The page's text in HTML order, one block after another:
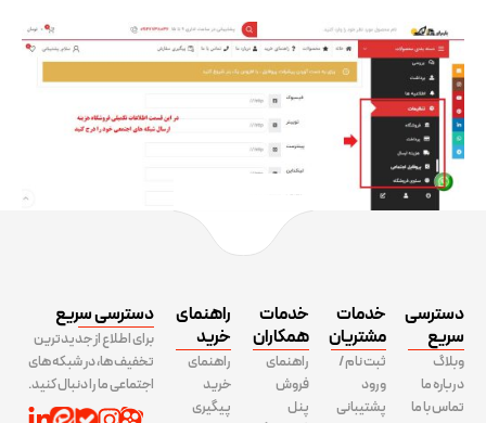
دسترسی
سریع
وبلاگ
درباره ما
تماس با ما
خدمات
مشتریان
ثبت نام /
ورود
پشتیبانی
خدمات
همکاران
راهنمای
فروش
پنل
راهنمای
خرید
راهنمای
خرید
پیگیری
دسترسی سریع
برای اطلاع از جدیدترین
تخفیف ها، در شبکه های
اجتماعی ما را دنبال کنید.